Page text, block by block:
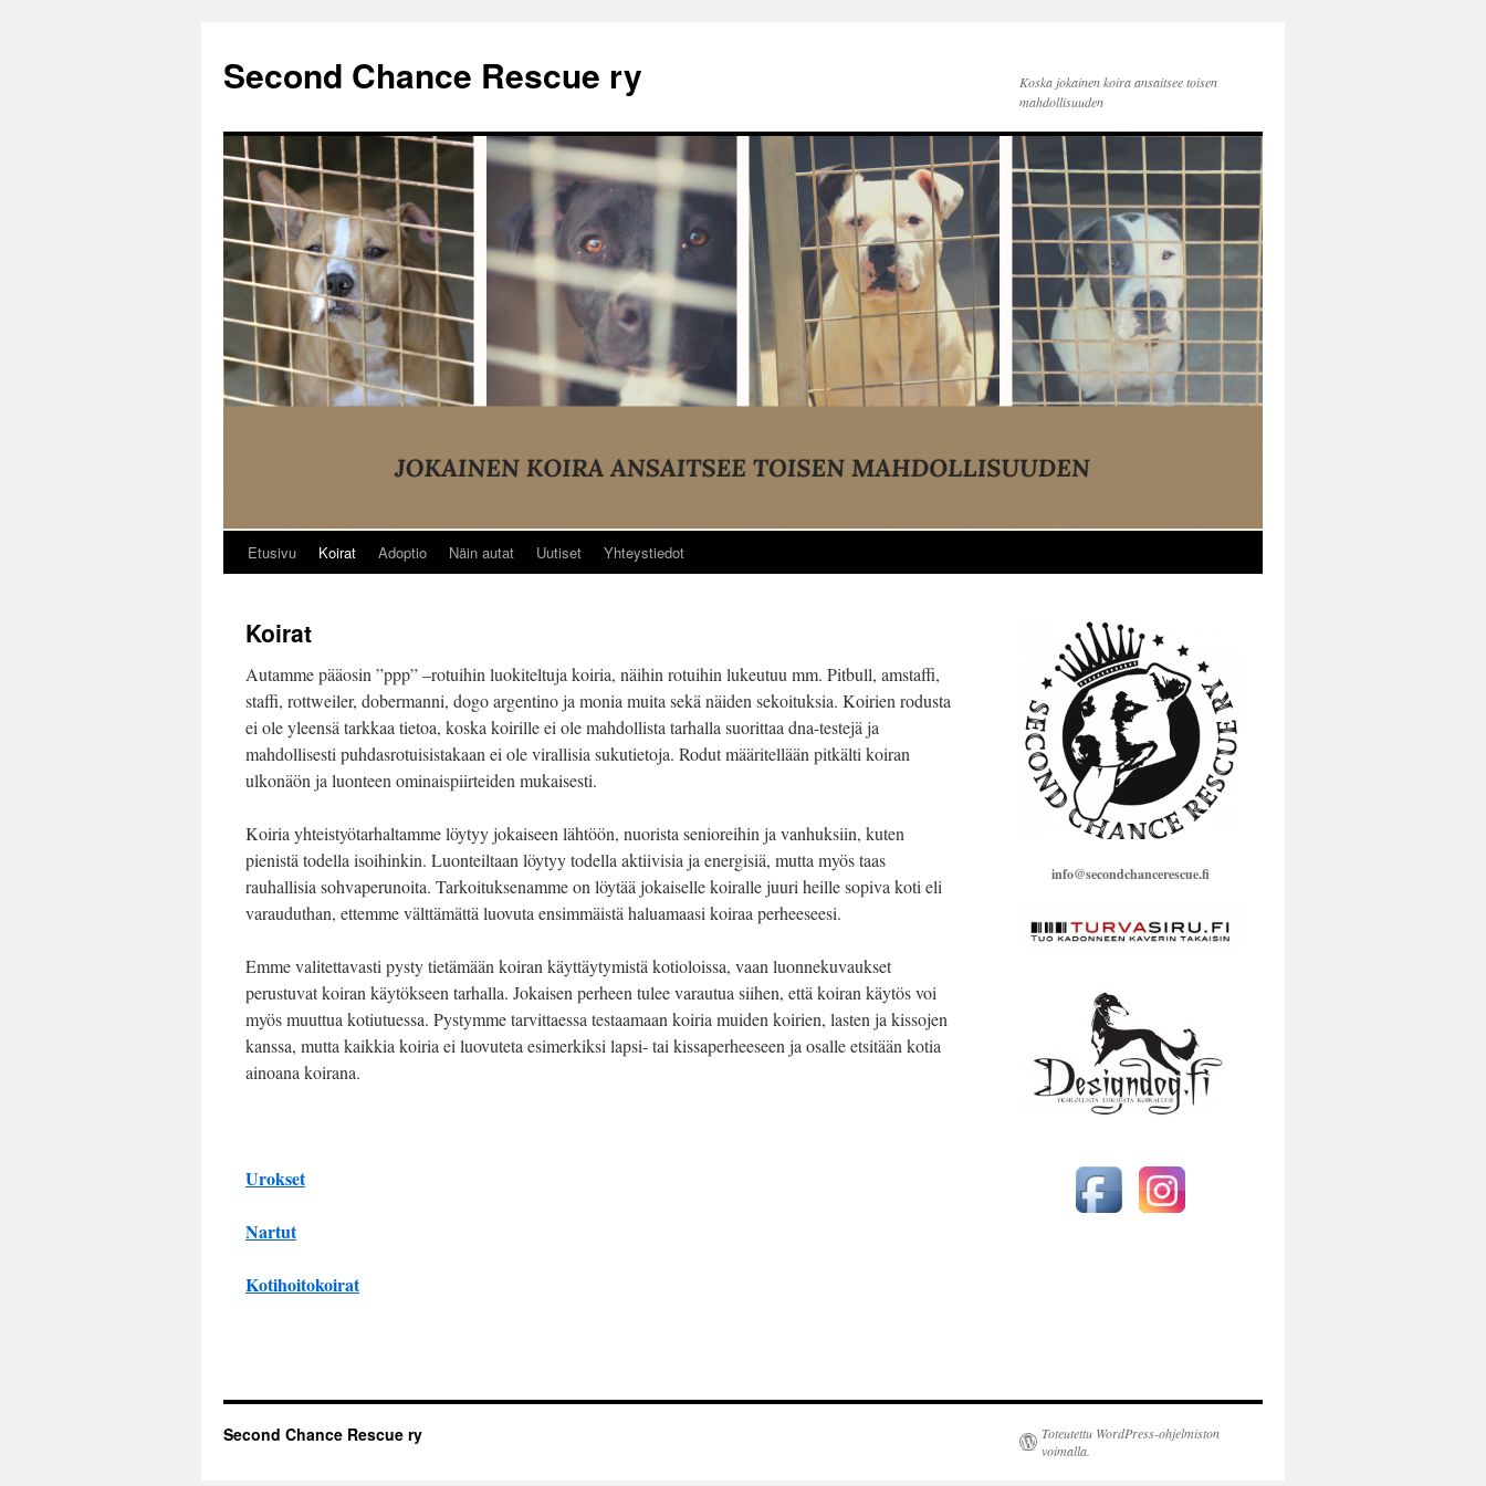
Second Chance Rescue ry
Koska jokainen koira ansaitsee toisen
mahdollisuuden
Siirry
Etusivu Koirat Adoptio Näin autat Uutiset Yhteystiedot
Koirat
Autamme pääosin ”ppp” –rotuihin luokiteltuja koiria, näihin rotuihin lukeutuu mm. Pitbull, amstaffi,
staffi, rottweiler, dobermanni, dogo argentino ja monia muita sekä näiden sekoituksia. Koirien rodusta
ei ole yleensä tarkkaa tietoa, koska koirille ei ole mahdollista tarhalla suorittaa dna-testejä ja
mahdollisesti puhdasrotuisistakaan ei ole virallisia sukutietoja. Rodut määritellään pitkälti koiran
ulkonäön ja luonteen ominaispiirteiden mukaisesti.
Koiria yhteistyötarhaltamme löytyy jokaiseen lähtöön, nuorista senioreihin ja vanhuksiin, kuten
pienistä todella isoihinkin. Luonteiltaan löytyy todella aktiivisia ja energisiä, mutta myös taas
rauhallisia sohvaperunoita. Tarkoituksenamme on löytää jokaiselle koiralle juuri heille sopiva koti eli
varauduthan, ettemme välttämättä luovuta ensimmäistä haluamaasi koiraa perheeseesi.
Emme valitettavasti pysty tietämään koiran käyttäytymistä kotioloissa, vaan luonnekuvaukset
perustuvat koiran käytökseen tarhalla. Jokaisen perheen tulee varautua siihen, että koiran käytös voi
myös muuttua kotiutuessa. Pystymme tarvittaessa testaamaan koiria muiden koirien, lasten ja kissojen
kanssa, mutta kaikkia koiria ei luovuteta esimerkiksi lapsi- tai kissaperheeseen ja osalle etsitään kotia
ainoana koirana.
Urokset
Nartut
Kotihoitokoirat
info@secondchancerescue.fi
Second Chance Rescue ry
Toteutettu WordPress-ohjelmiston
voimalla.